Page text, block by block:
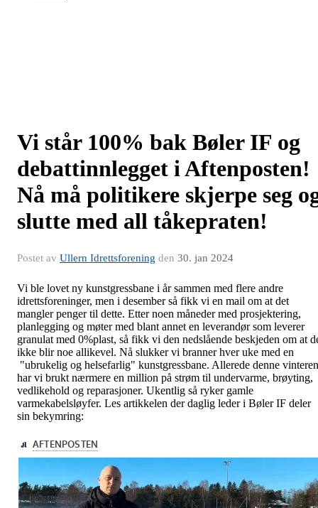
Vi står 100% bak Bøler IF og
debattinnlegget i Aftenposten!
Nå må politikere skjerpe seg
slutte med all tåkepraten!
Postet av Ullern Idrettsforening den 30. jan 2024
Vi ble lovet ny kunstgressbane i år sammen med flere andre
idrettsforeninger, men i desember så fikk vi en mail om at det
mangler penger til dette. Etter noen måneder med prosjektering,
planlegging og møter med blant annet en leverandør som leverer
granulat med 0%plast, så fikk vi den nedslående beskjeden om at
ikke blir noe allikevel. Nå slukker vi branner hver uke med en
"ubrukelig og helsefarlig" kunstgressbane. Allerede denne vinteren
har vi brukt nærmere en million på strøm til undervarme, brøyting,
vedlikehold og reparasjoner. Ukentlig så ryker gamle
varmekabelsløyfer. Les artikkelen der daglig leder i Bøler IF deler
sin bekymring: